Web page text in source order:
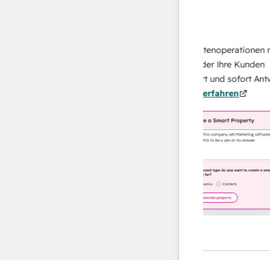
Skalieren Sie Ihrer Datenoperationen mit
KI-gestützten Agent, der Ihre Kunden
recherchiert, analysiert und sofort
Mehr erfahren